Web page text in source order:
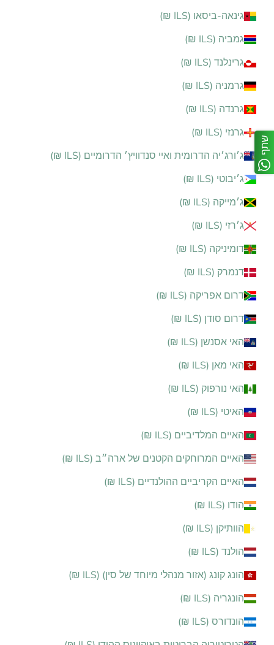
גינאה-ביסאו (ILS ₪)
גמביה (ILS ₪)
גרינלנד (ILS ₪)
גרמניה (ILS ₪)
גרנדה (ILS ₪)
גרנזי (ILS ₪)
ג׳ורג׳יה הדרומית ואיי סנדוויץ׳ הדרומיים (ILS ₪)
ג׳יבוטי (ILS ₪)
ג׳מייקה (ILS ₪)
ג׳רזי (ILS ₪)
דומיניקה (ILS ₪)
דנמרק (ILS ₪)
דרום אפריקה (ILS ₪)
דרום סודן (ILS ₪)
האי אסנשן (ILS ₪)
האי מאן (ILS ₪)
האי נורפוק (ILS ₪)
האיטי (ILS ₪)
האיים המלדיביים (ILS ₪)
האיים המרוחקים הקטנים של ארה״ב (ILS ₪)
האיים הקריביים ההולנדיים (ILS ₪)
הודו (ILS ₪)
הוותיקן (ILS ₪)
הולנד (ILS ₪)
הונג קונג (אזור מנהלי מיוחד של סין) (ILS ₪)
הונגריה (ILS ₪)
הונדורס (ILS ₪)
שתף